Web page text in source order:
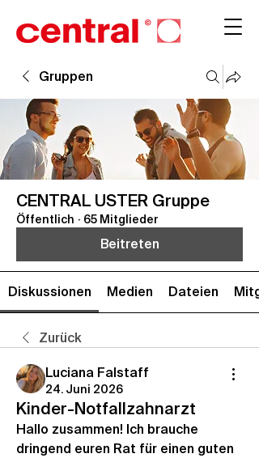
Gruppen
CENTRAL USTER Gruppe
Öffentlich · 65 Mitglieder
Beitreten
Diskussionen Medien Dateien
Zurück
Luciana Falstaff
24. Juni 2026
Kinder-Notfallzahnarzt
Hallo zusammen! Ich brauche
dringend euren Rat für einen guten